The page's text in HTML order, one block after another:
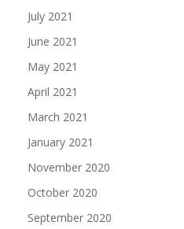
July 2021
June 2021
May 2021
April 2021
March 2021
January 2021
November 2020
October 2020
September 2020